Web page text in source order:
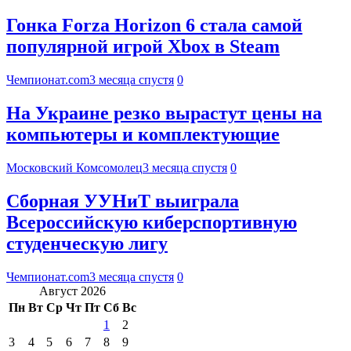
Гонка Forza Horizon 6 стала самой
популярной игрой Xbox в Steam
Чемпионат.com3 месяца спустя 0
На Украине резко вырастут цены на
компьютеры и комплектующие
Московский Комсомолец3 месяца спустя 0
Сборная УУНиТ выиграла
Всероссийскую киберспортивную
студенческую лигу
Чемпионат.com3 месяца спустя 0
Август 2026
Пн Вт Ср Чт Пт Сб Вс
1
2
3
4 5 6 7 8
9